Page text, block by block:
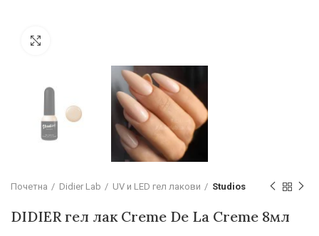
Почетна Didier Lab UV и LED гел лакови Studios
DIDIER гел лак Creme De La Creme 8мл